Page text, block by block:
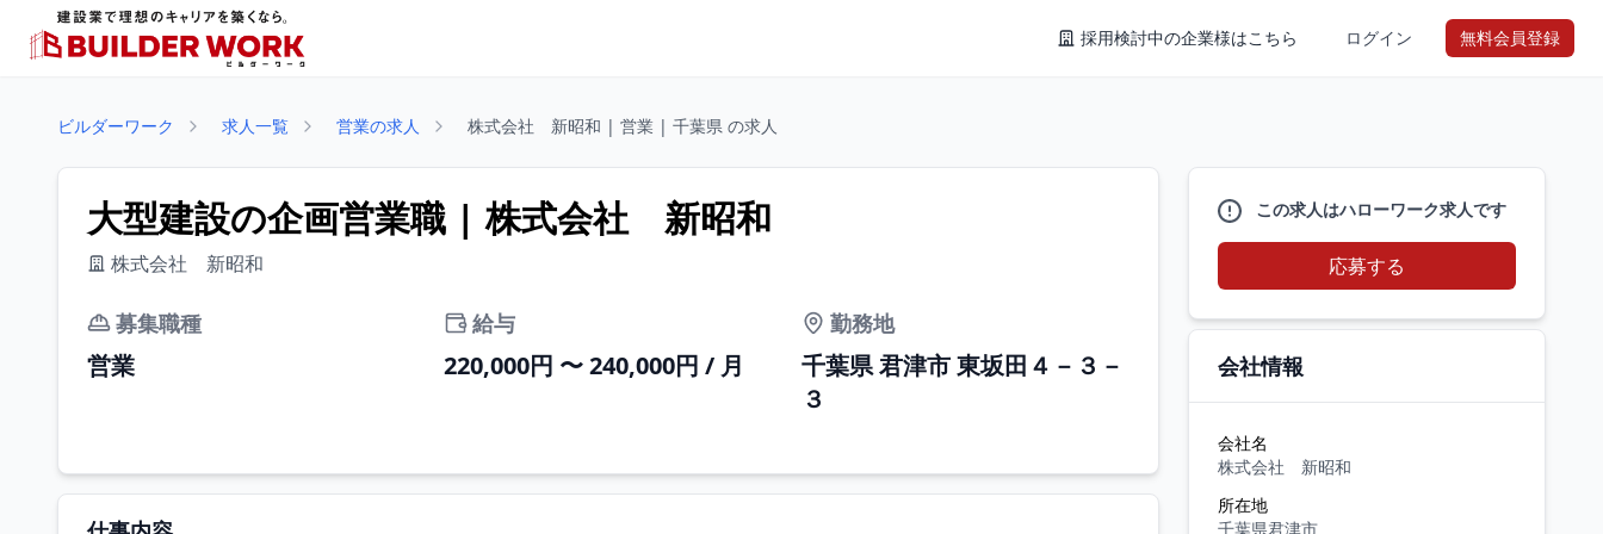
採用検討中の企業様はこちら ログイン 無料会員登録
ビルダーワーク 求人一覧 営業の求人 株式会社 新昭和 | 営業 | 千葉県 の求人
大型建設の企画営業職 | 株式会社 新昭和
株式会社 新昭和
募集職種
営業
給与
220,000円 〜 240,000円 / 月
勤務地
千葉県 君津市 東坂田４－３－
３
この求人はハローワーク求人です
応募する
会社情報
会社名
株式会社 新昭和
所在地
千葉県君津市